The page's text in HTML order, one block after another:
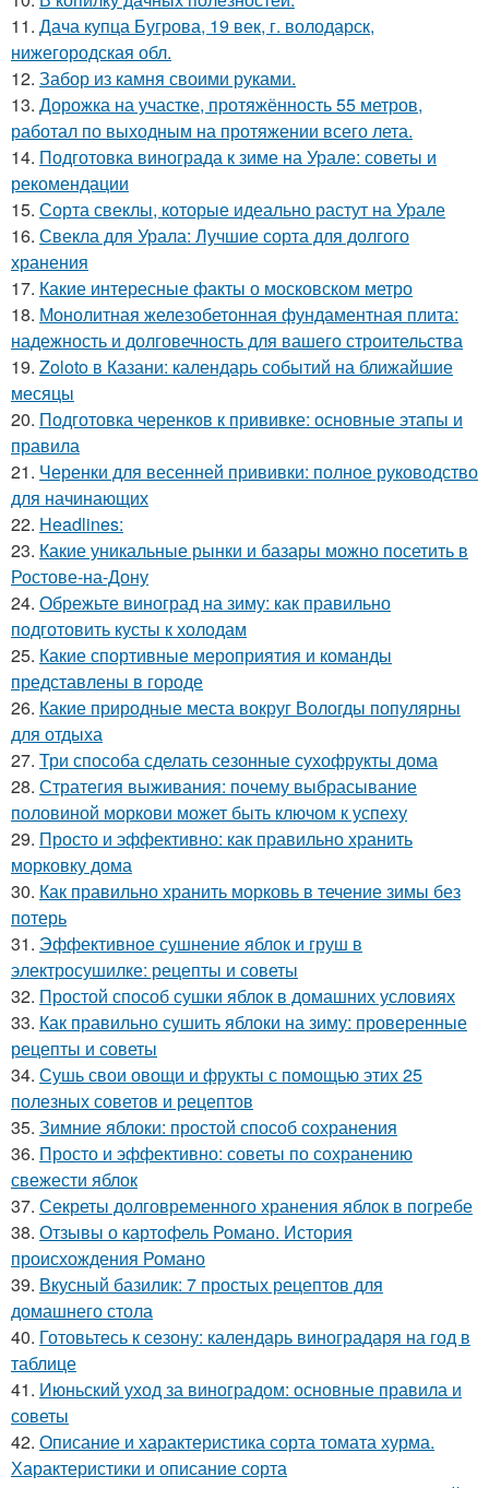
11. Дача купца Бугрова, 19 век, г. володарск,
нижегородская обл.
12. Забор из камня своими руками.
13. Дорожка на участке, протяжённость 55 метров,
работал по выходным на протяжении всего лета.
14. Подготовка винограда к зиме на Урале: советы и
рекомендации
15. Сорта свеклы, которые идеально растут на Урале
16. Свекла для Урала: Лучшие сорта для долгого
хранения
17. Какие интересные факты о московском метро
18. Монолитная железобетонная фундаментная плита:
надежность и долговечность для вашего строительства
19. Zoloto в Казани: календарь событий на ближайшие
месяцы
20. Подготовка черенков к прививке: основные этапы и
правила
21. Черенки для весенней прививки: полное руководство
для начинающих
22. Headlines:
23. Какие уникальные рынки и базары можно посетить в
Ростове-на-Дону
24. Обрежьте виноград на зиму: как правильно
подготовить кусты к холодам
25. Какие спортивные мероприятия и команды
представлены в городе
26. Какие природные места вокруг Вологды популярны
для отдыха
27. Три способа сделать сезонные сухофрукты дома
28. Стратегия выживания: почему выбрасывание
половиной моркови может быть ключом к успеху
29. Просто и эффективно: как правильно хранить
морковку дома
30. Как правильно хранить морковь в течение зимы без
потерь
31. Эффективное сушнение яблок и груш в
электросушилке: рецепты и советы
32. Простой способ сушки яблок в домашних условиях
33. Как правильно сушить яблоки на зиму: проверенные
рецепты и советы
34. Сушь свои овощи и фрукты с помощью этих 25
полезных советов и рецептов
35. Зимние яблоки: простой способ сохранения
36. Просто и эффективно: советы по сохранению
свежести яблок
37. Секреты долговременного хранения яблок в погребе
38. Отзывы о картофель Романо. История
происхождения Романо
39. Вкусный базилик: 7 простых рецептов для
домашнего стола
40. Готовьтесь к сезону: календарь виноградаря на год в
таблице
41. Июньский уход за виноградом: основные правила и
советы
42. Описание и характеристика сорта томата хурма.
Характеристики и описание сорта